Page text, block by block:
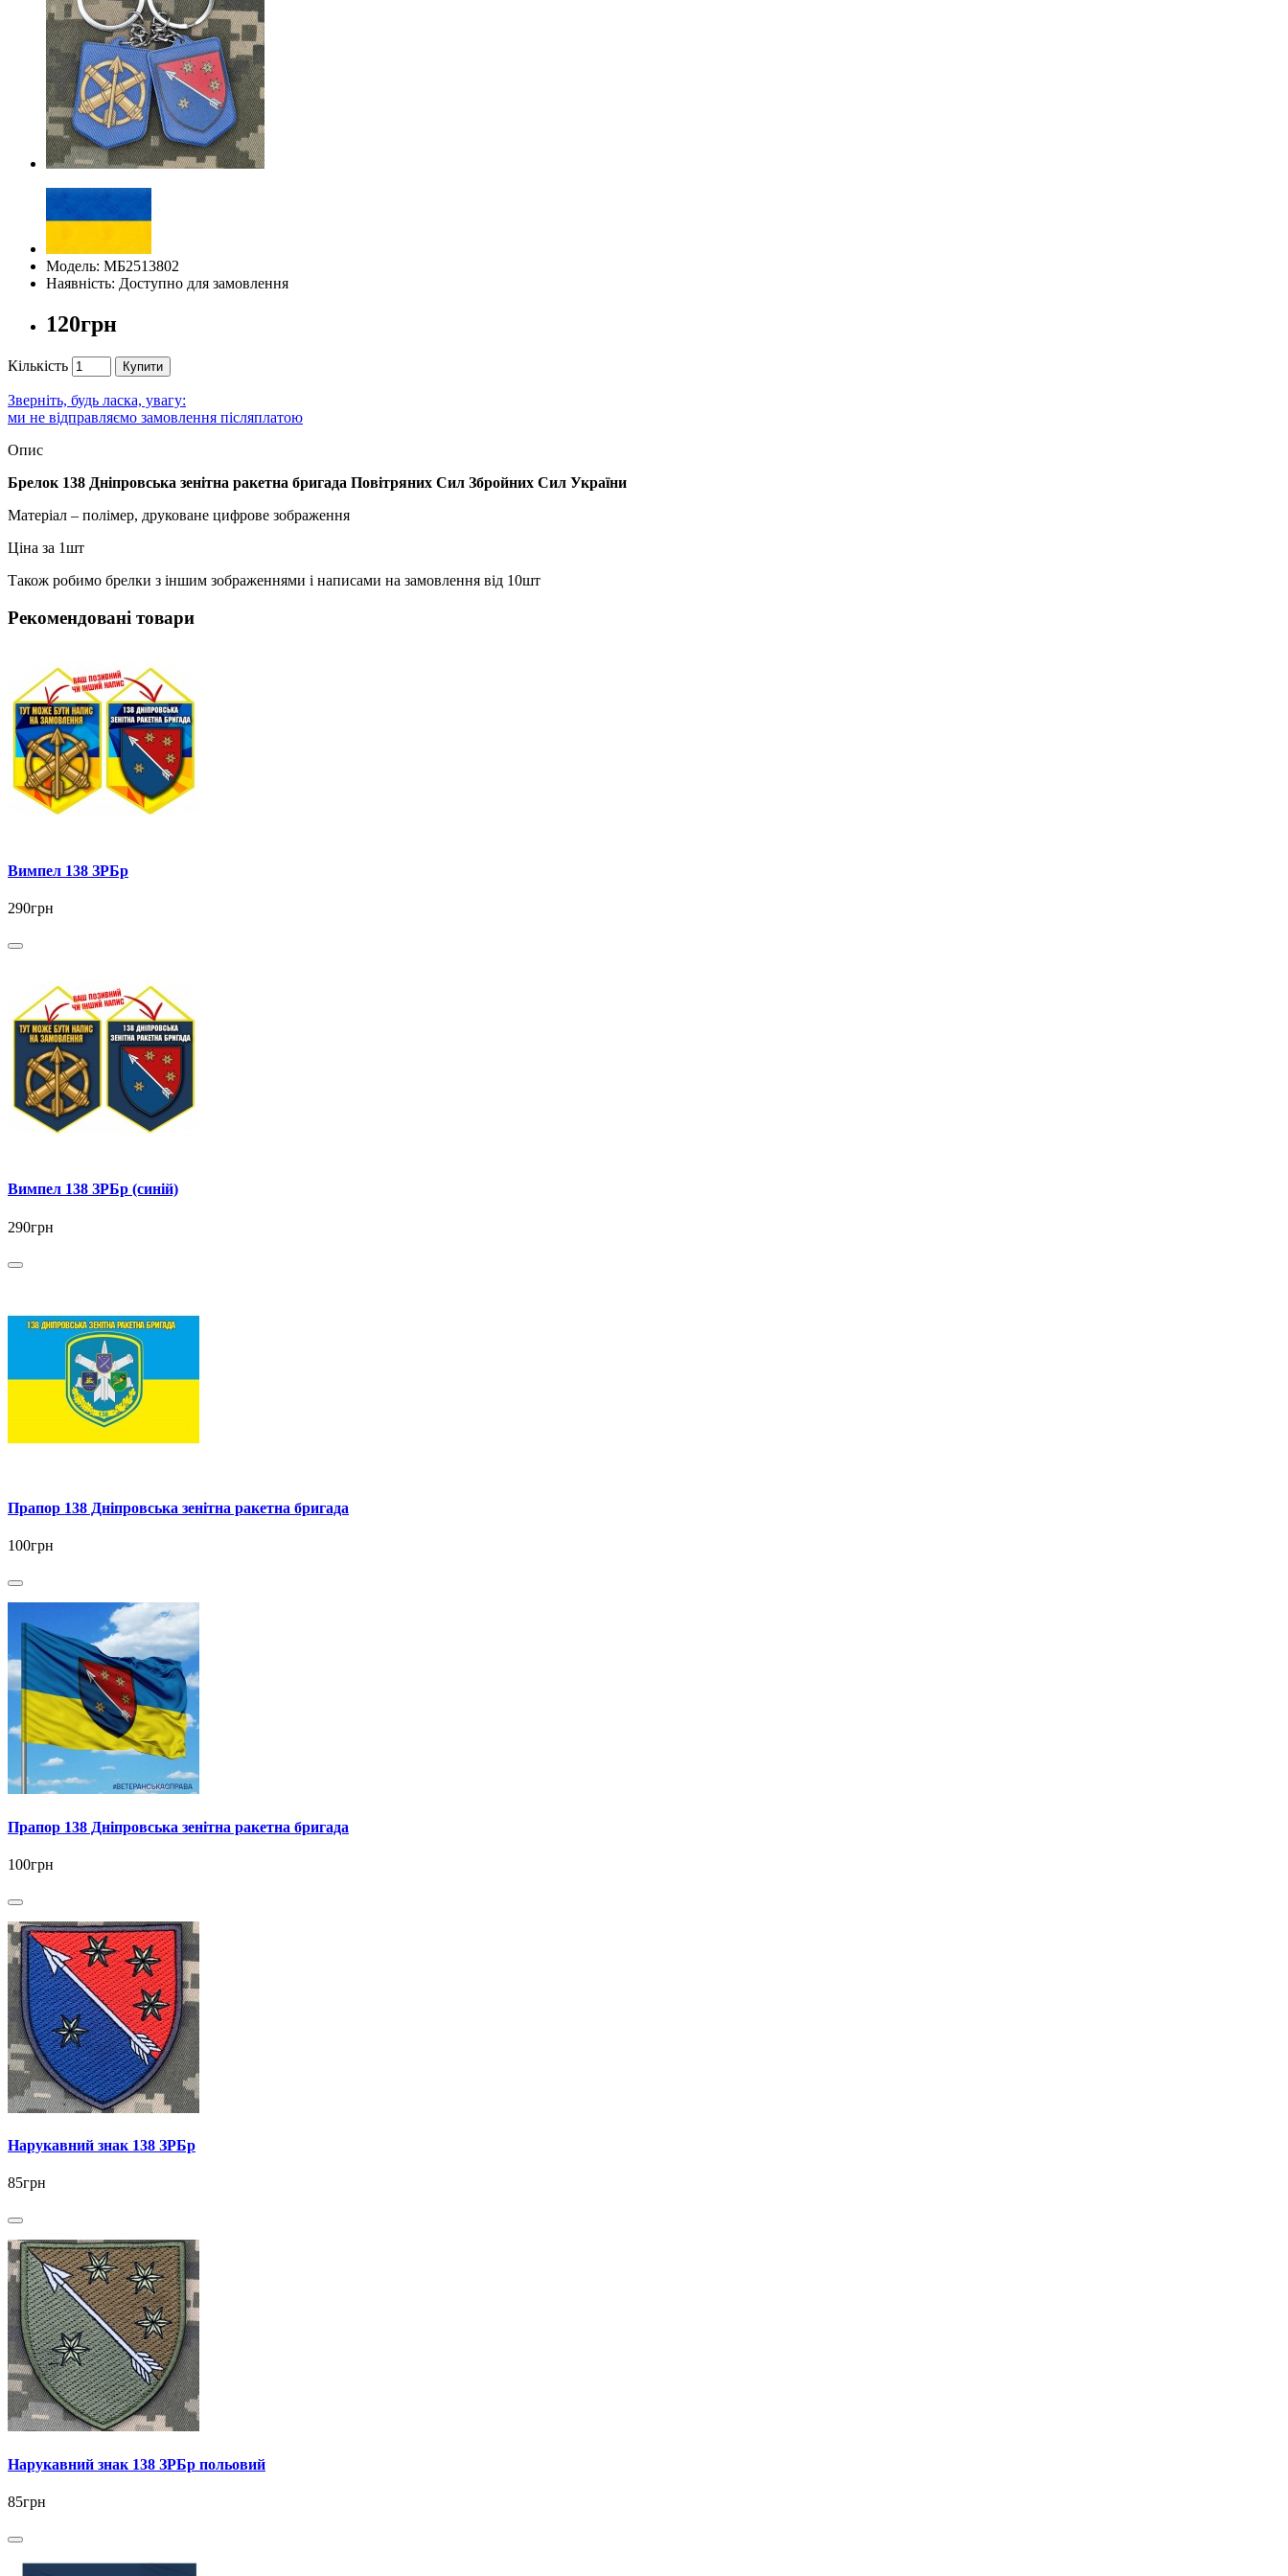
Модель: МБ2513802
Наявність: Доступно для замовлення
120грн
Кількість Купити
Зверніть, будь ласка, увагу:
ми не відправляємо замовлення післяплатою
Опис
Брелок 138 Дніпровська зенітна ракетна бригада Повітряних Сил Збройних Сил України
Матеріал – полімер, друковане цифрове зображення
Ціна за 1шт
Також робимо брелки з іншим зображеннями і написами на замовлення від 10шт
Рекомендовані товари
Вимпел 138 ЗРБр
290грн
Вимпел 138 ЗРБр (синій)
290грн
Прапор 138 Дніпровська зенітна ракетна бригада
100грн
Прапор 138 Дніпровська зенітна ракетна бригада
100грн
Нарукавний знак 138 ЗРБр
85грн
Нарукавний знак 138 ЗРБр польовий
85грн